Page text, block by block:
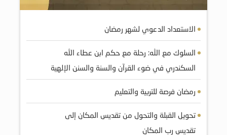
الاستعداد الدعوي لشهر رمضان
السلوك مع الله: رحلة مع حكم ابن عطاء الله
السكندري في ضوء القرآن والسنة والسنن الإلهية
رمضان فرصة للتربية والتعليم
تحويل القبلة والتحول من تقديس المكان إلى
تقديس رب المكان